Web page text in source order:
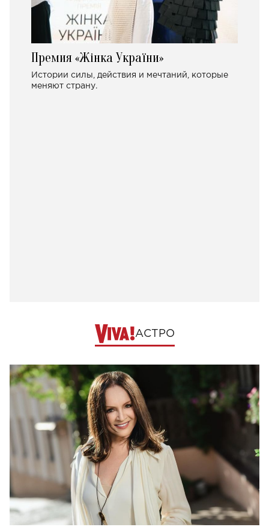
Премия «Жінка України»
Истории силы, действия и мечтаний, которые
меняют страну.
АСТРО